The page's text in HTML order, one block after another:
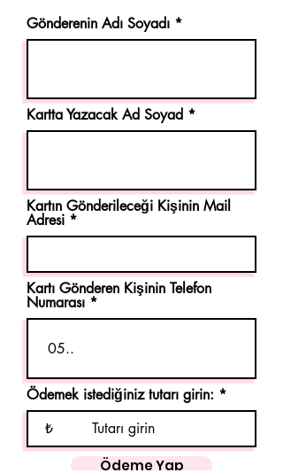
Gönderenin Adı Soyadı
Kartta Yazacak Ad Soyad
Kartın Gönderileceği Kişinin Mail
Adresi
Kartı Gönderen Kişinin Telefon
Numarası
Ödemek istediğiniz tutarı girin:
₺
Ödeme Yap